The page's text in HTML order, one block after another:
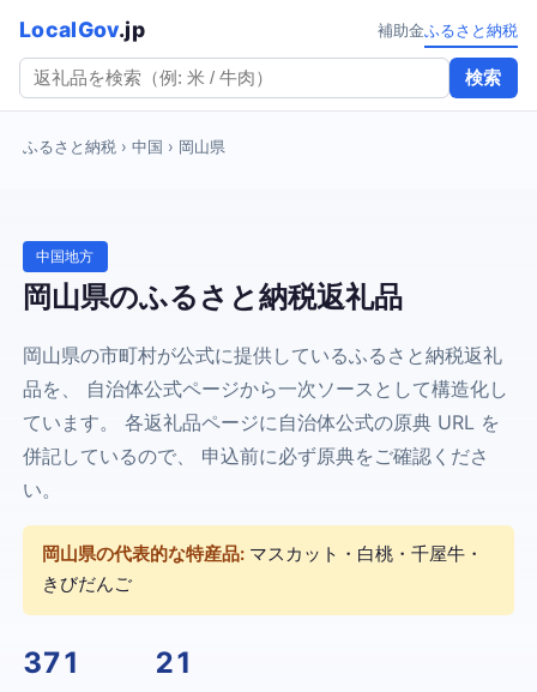
LocalGov.jp
検索
補助金ふるさと納税
ふるさと納税 › 中国 › 岡山県
中国地方
岡山県のふるさと納税返礼品
岡山県の市町村が公式に提供しているふるさと納税返礼
品を、 自治体公式ページから一次ソースとして構造化し
ています。 各返礼品ページに自治体公式の原典 URL を
併記しているので、 申込前に必ず原典をご確認くださ
い。
岡山県の代表的な特産品: マスカット・白桃・千屋牛・
きびだんご
371 21